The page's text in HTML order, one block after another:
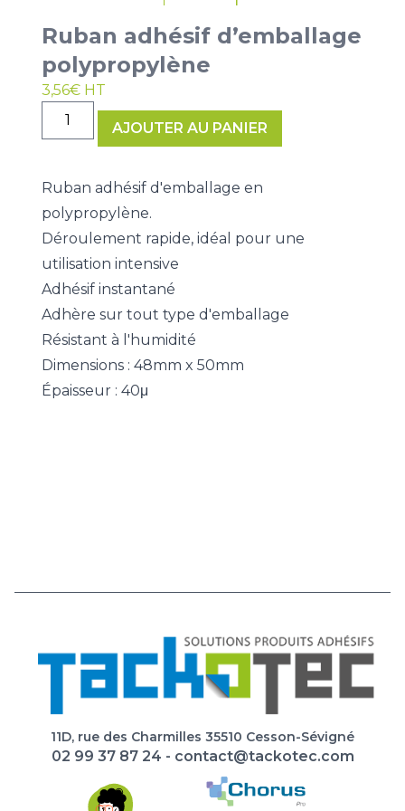
Ruban adhésif d’emballage
polypropylène
3,56€ HT
quantité
d'emballage
polypropylène
AJOUTER AU PANIER
Ruban adhésif d'emballage en
polypropylène.
Déroulement rapide, idéal pour une
utilisation intensive
Adhésif instantané
Adhère sur tout type d'emballage
Résistant à l'humidité
Dimensions : 48mm x 50mm
Épaisseur : 40μ
11D, rue des Charmilles 35510 Cesson-Sévigné
02 99 37 87 24 - contact@tackotec.com